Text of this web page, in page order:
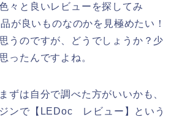
々と良いレビューを探してみ
が良いものなのかを見極めたい！
うのですが、どうでしょうか？少
ったんですよね。
ずは自分で調べた方がいいかも、
ンで【LEDoc レビュー】という